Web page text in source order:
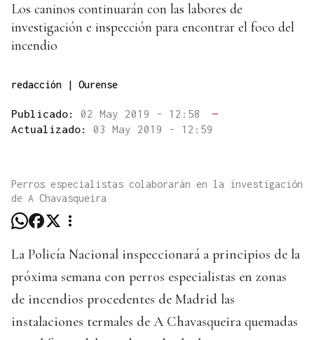
Los caninos continuarán con las labores de
investigación e inspección para encontrar el foco del
incendio
redacción | Ourense
Publicado: 02 May 2019 - 12:58
—
Actualizado: 03 May 2019 - 12:59
Perros especialistas colaborarán en la investigación
de A Chavasqueira
La Policía Nacional inspeccionará a principios de la
próxima semana con perros especialistas en zonas
de incendios procedentes de Madrid las
instalaciones termales de A Chavasqueira quemadas